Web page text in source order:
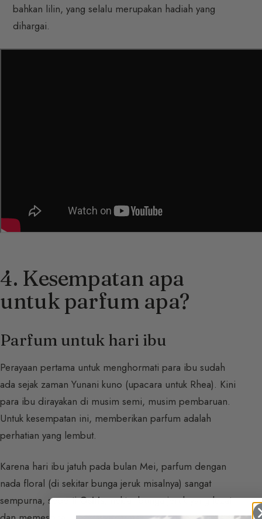
bahkan lilin, yang selalu merupakan hadiah yang
dihargai.
4. Kesempatan apa
untuk parfum apa?
Parfum untuk hari ibu
Perayaan pertama untuk menghormati para ibu sudah
ada sejak zaman Yunani kuno (upacara untuk Rhea). Kini
para ibu dirayakan di musim semi, musim pembaruan.
Untuk kesempatan ini, memberikan parfum adalah
perhatian yang lembut.
Karena hari ibu jatuh pada bulan Mei, parfum dengan
nada floral (di sekitar bunga jeruk misalnya) sangat
sempurna, sepertiOsiris, nektar bunga jeruk yang lezat